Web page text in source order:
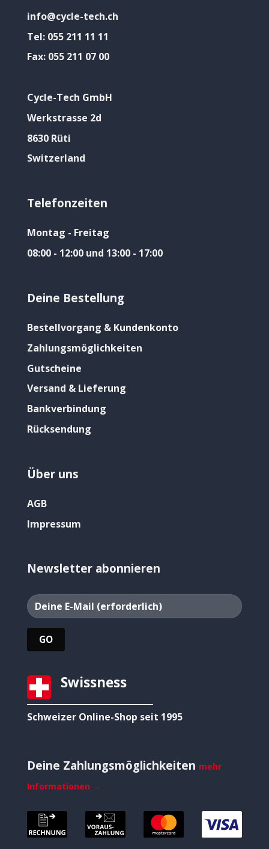
info@cycle-tech.ch
Tel: 055 211 11 11
Fax: 055 211 07 00
Cycle-Tech GmbH
Werkstrasse 2d
8630 Rüti
Switzerland
Telefonzeiten
Montag - Freitag
08:00 - 12:00 und 13:00 - 17:00
Deine Bestellung
Bestellvorgang & Kundenkonto
Zahlungsmöglichkeiten
Gutscheine
Versand & Lieferung
Bankverbindung
Rücksendung
Über uns
AGB
Impressum
Newsletter abonnieren
Swissness
Schweizer Online-Shop seit 1995
Deine Zahlungsmöglichkeiten mehr
Informationen →